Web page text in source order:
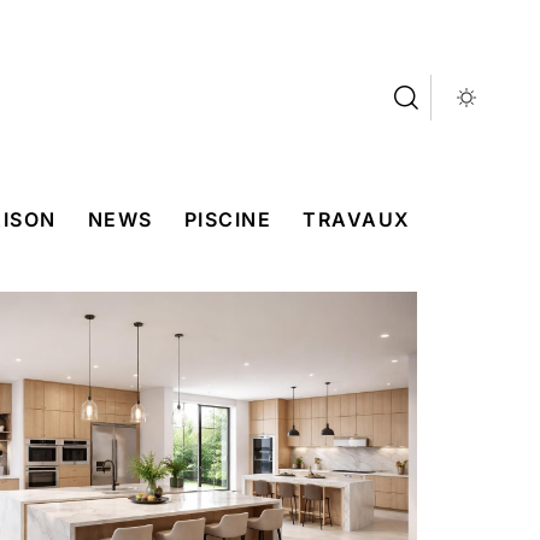
NEWS PISCINE TRAVAUX